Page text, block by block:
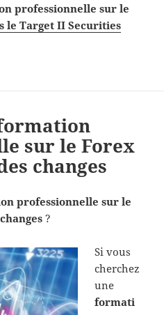
professionnelle sur le
le Target II Securities
sur le Forex
changes
professionnelle sur le
?
Si vous
cherchez
une
formati